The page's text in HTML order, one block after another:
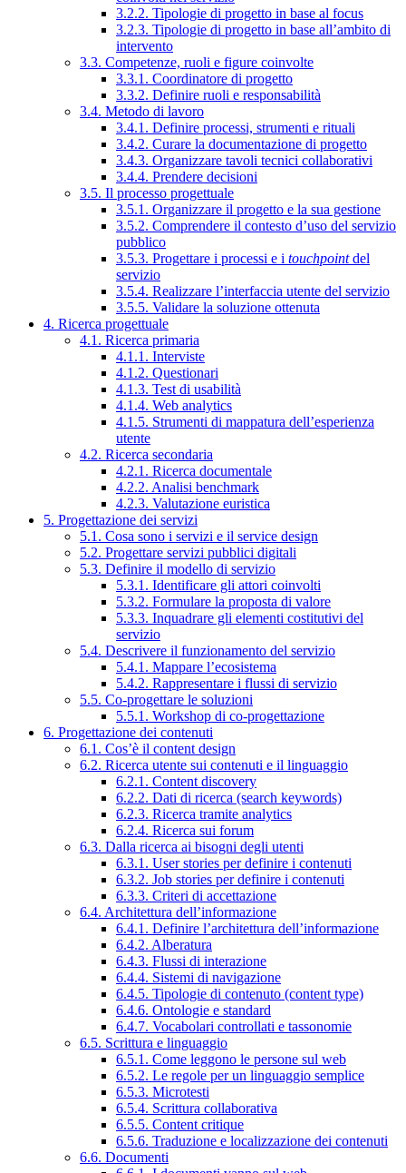
3.2.2. Tipologie di progetto in base al focus
3.2.3. Tipologie di progetto in base all’ambito di
intervento
3.3. Competenze, ruoli e figure coinvolte
3.3.1. Coordinatore di progetto
3.3.2. Definire ruoli e responsabilità
3.4. Metodo di lavoro
3.4.1. Definire processi, strumenti e rituali
3.4.2. Curare la documentazione di progetto
3.4.3. Organizzare tavoli tecnici collaborativi
3.4.4. Prendere decisioni
3.5. Il processo progettuale
3.5.1. Organizzare il progetto e la sua gestione
3.5.2. Comprendere il contesto d’uso del servizio
pubblico
3.5.3. Progettare i processi e i touchpointdel
servizio
3.5.4. Realizzare l’interfaccia utente del servizio
3.5.5. Validare la soluzione ottenuta
4. Ricerca progettuale
4.1. Ricerca primaria
4.1.1. Interviste
4.1.2. Questionari
4.1.3. Test di usabilità
4.1.4. Web analytics
4.1.5. Strumenti di mappatura dell’esperienza
utente
4.2. Ricerca secondaria
4.2.1. Ricerca documentale
4.2.2. Analisi benchmark
4.2.3. Valutazione euristica
5. Progettazione dei servizi
5.1. Cosa sono i servizi e il service design
5.2. Progettare servizi pubblici digitali
5.3. Definire il modello di servizio
5.3.1. Identificare gli attori coinvolti
5.3.2. Formulare la proposta di valore
5.3.3. Inquadrare gli elementi costitutivi del
servizio
5.4. Descrivere il funzionamento del servizio
5.4.1. Mappare l’ecosistema
5.4.2. Rappresentare i flussi di servizio
5.5. Co-progettare le soluzioni
5.5.1. Workshop di co-progettazione
6. Progettazione dei contenuti
6.1. Cos’è il content design
6.2. Ricerca utente sui contenuti e il linguaggio
6.2.1. Content discovery
6.2.2. Dati di ricerca (search keywords)
6.2.3. Ricerca tramite analytics
6.2.4. Ricerca sui forum
6.3. Dalla ricerca ai bisogni degli utenti
6.3.1. User stories per definire i contenuti
6.3.2. Job stories per definire i contenuti
6.3.3. Criteri di accettazione
6.4. Architettura dell’informazione
6.4.1. Definire l’architettura dell’informazione
6.4.2. Alberatura
6.4.3. Flussi di interazione
6.4.4. Sistemi di navigazione
6.4.5. Tipologie di contenuto (content type)
6.4.6. Ontologie e standard
6.4.7. Vocabolari controllati e tassonomie
6.5. Scrittura e linguaggio
6.5.1. Come leggono le persone sul web
6.5.2. Le regole per un linguaggio semplice
6.5.3. Microtesti
6.5.4. Scrittura collaborativa
6.5.5. Content critique
6.5.6. Traduzione e localizzazione dei contenuti
6.6. Documenti